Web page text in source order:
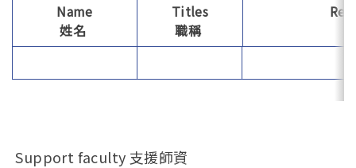
Name
姓名
Titles
職稱
Support faculty 支援師資